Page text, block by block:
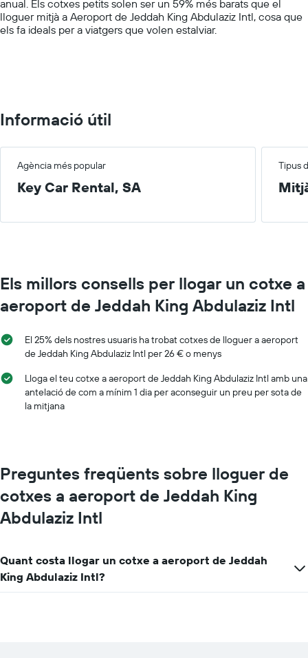
displaying
values.
Range:
anual. Els cotxes petits solen ser un 59% més barats que el
lloguer mitjà a Aeroport de Jeddah King Abdulaziz Intl, cosa que
els fa ideals per a viatgers que volen estalviar.
Informació útil
Agència més popular Tipus
Key Car Rental, SA
Els millors consells per llogar un cotxe a
aeroport de Jeddah King Abdulaziz Intl
El 25% dels nostres usuaris ha trobat cotxes de lloguer a aeroport
de Jeddah King Abdulaziz Intl per 26 € o menys
Lloga el teu cotxe a aeroport de Jeddah King Abdulaziz Intl amb una
antelació de com a mínim 1 dia per aconseguir un preu per sota de
la mitjana
Preguntes freqüents sobre lloguer de
cotxes a aeroport de Jeddah King
Abdulaziz Intl
Quant costa llogar un cotxe a aeroport de Jeddah
King Abdulaziz Intl?